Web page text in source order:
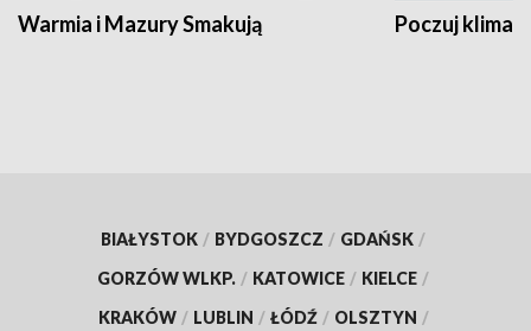
Warmia i Mazury Smakują Poczuj klimat
BIAŁYSTOK / BYDGOSZCZ / GDAŃSK /
GORZÓW WLKP. / KATOWICE / KIELCE /
KRAKÓW / LUBLIN / ŁÓDŹ / OLSZTYN /